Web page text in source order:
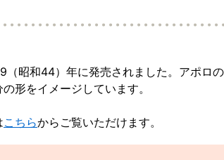
（昭和44）年に発売されました。アポロ
形をイメージしています。
こちらからご覧いただけます。